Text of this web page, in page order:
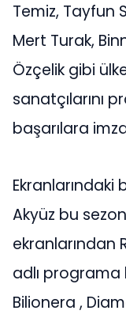
Temiz, Tayfun
Mert Turak,
Özçelik gibi
sanatçılarını
başarılara
Ekranlarındaki
Akyüz bu
ekranlarından
adlı
Bilionera ,